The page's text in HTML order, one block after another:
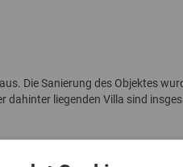
Die Sanierung des Objektes
dahinter liegenden Villa sind